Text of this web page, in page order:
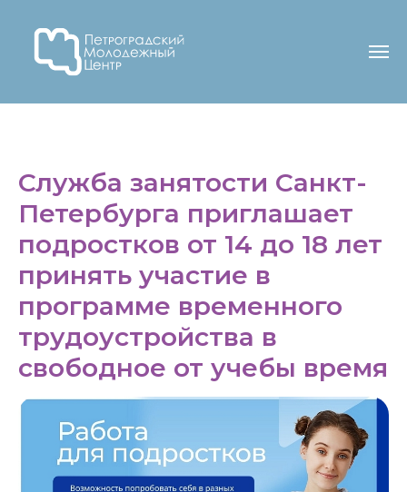
Служба занятости Санкт-
Петербурга приглашает
подростков от 14 до 18 лет
принять участие в
программе временного
трудоустройства в
свободное от учебы время